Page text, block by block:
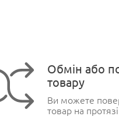
Обмін або
товару
Ви можете
товар на